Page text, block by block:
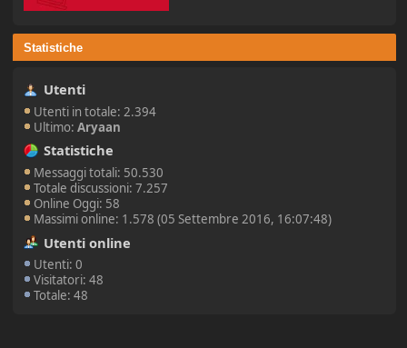
Statistiche
Utenti
Utenti in totale: 2.394
Ultimo:Aryaan
Statistiche
Messaggi totali: 50.530
Totale discussioni: 7.257
Online Oggi: 58
Massimi online: 1.578 (05 Settembre 2016, 16:07:48)
Utenti online
Utenti: 0
Visitatori: 48
Totale: 48